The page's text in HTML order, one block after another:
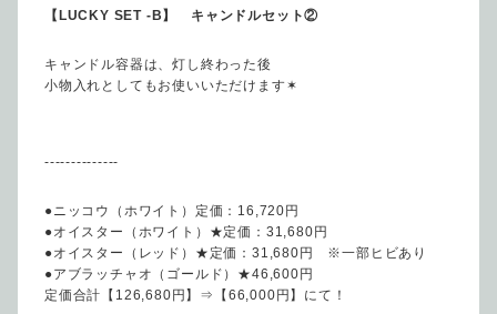
【LUCKY SET -B】 キャンドルセット②
キャンドル容器は、灯し終わった後
小物入れとしてもお使いいただけます✶
--------------
●ニッコウ（ホワイト）定価：16,720円
●オイスター（ホワイト）★定価：31,680円
●オイスター（レッド）★定価：31,680円 ※一部ヒビあり
●アブラッチャオ（ゴールド）★46,600円
定価合計【126,680円】⇒【66,000円】にて！